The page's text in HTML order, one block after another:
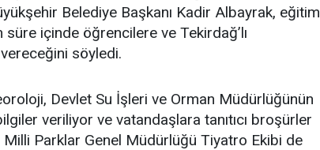
Belediye Başkanı Kadir Albayrak, eğitim
süre içinde öğrencilere ve Tekirdağ’lı
söyledi.
Devlet Su İşleri ve Orman Müdürlüğünün
veriliyor ve vatandaşlara tanıtıcı broşürler
Milli Parklar Genel Müdürlüğü Tiyatro Ekibi de